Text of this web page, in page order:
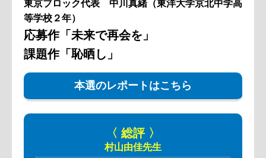
東京ブロック代表 中川真緒（東洋大学京北中学高
等学校２年）
応募作「未来で再会を」
課題作「恥晒し」
本選のレポートはこちら
〈 総評 〉
村山由佳先生